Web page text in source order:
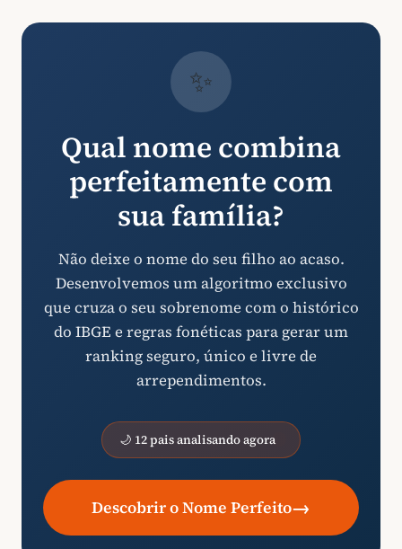
✨
Qual nome combina
perfeitamente com
sua família?
Não deixe o nome do seu filho ao acaso.
Desenvolvemos um algoritmo exclusivo
que cruza o seu sobrenome com o histórico
do IBGE e regras fonéticas para gerar um
ranking seguro, único e livre de
arrependimentos.
🌙 12 pais analisando agora
Descobrir o Nome Perfeito→